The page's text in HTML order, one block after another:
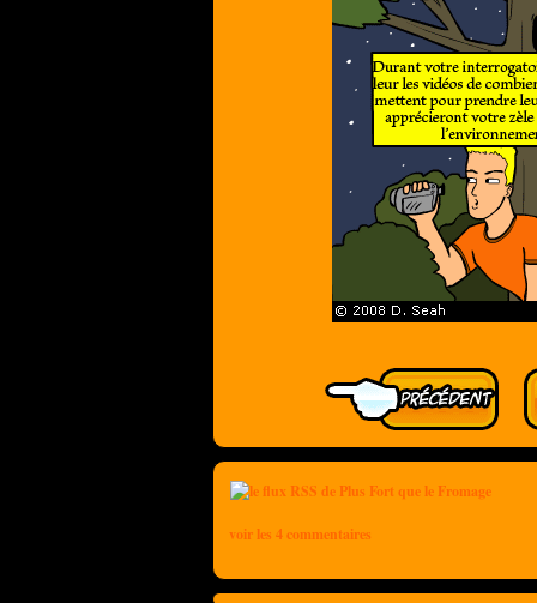
voir les 4 commentaires